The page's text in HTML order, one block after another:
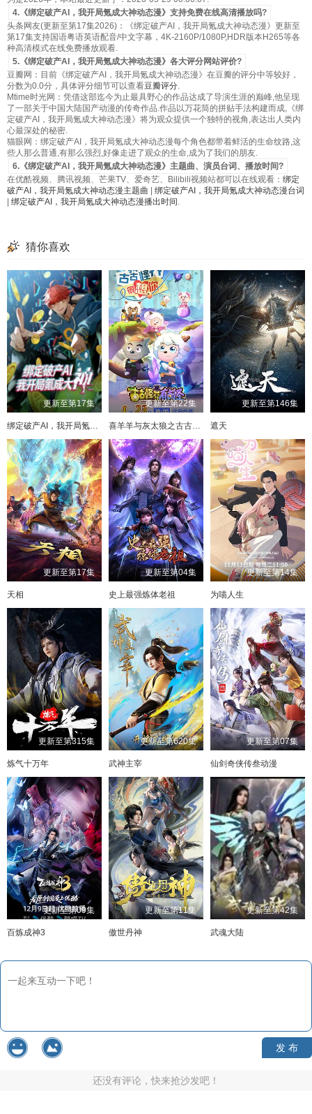
4.《绑定破产AI，我开局氪成大神动态漫》支持免费在线高清播放吗?
头条网友(更新至第17集2026)：《绑定破产AI，我开局氪成大神动态漫》更新至
第17集支持国语粤语英语配音/中文字幕，4K-2160P/1080P,HDR版本H265等各
种高清模式在线免费播放观看.
5.《绑定破产AI，我开局氪成大神动态漫》各大评分网站评价?
豆瓣网：目前《绑定破产AI，我开局氪成大神动态漫》在豆瓣的评分中等较好，
分数为0.0分，具体评分细节可以查看豆瓣评分.
Mtime时光网：凭借这部迄今为止最具野心的作品达成了导演生涯的巅峰,他呈现
了一部关于中国大陆国产动漫的传奇作品.作品以万花筒的拼贴手法构建而成,《绑
定破产AI，我开局氪成大神动态漫》将为观众提供一个独特的视角,表达出人类内
心最深处的秘密.
猫眼网：绑定破产AI，我开局氪成大神动态漫每个角色都带着鲜活的生命纹路,这
些人那么普通,有那么强烈,好像走进了观众的生命,成为了我们的朋友.
6.《绑定破产AI，我开局氪成大神动态漫》主题曲、演员台词、播放时间?
在优酷视频、腾讯视频、芒果TV、爱奇艺、Bilibili视频站都可以在线观看： 绑定
破产AI，我开局氪成大神动态漫主题曲
绑定破产AI，我开局氪成大神动态漫台词
绑定破产AI，我开局氪成大神动态漫播出时间 .
猜你喜欢
更新至第17集
绑定破产AI，我开局氪成大神动态漫
更新至第22集
喜羊羊与灰太狼之古古怪界有古怪
更新至第146集
遮天
更新至第17集
天相
更新至第04集
史上最强炼体老祖
更新至第14集
为喵人生
更新至第315集
炼气十万年
更新至第620集
武神主宰
更新至第07集
仙剑奇侠传叁动漫
更新至第09集
百炼成神3
更新至第11集
傲世丹神
更新至第42集
武魂大陆
发 布
还没有评论，快来抢沙发吧！